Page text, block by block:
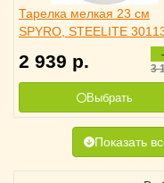
Тарелка мелкая 23 см
SPYRO, STEELITE
2 939 р. 3
Выбрать
Показать